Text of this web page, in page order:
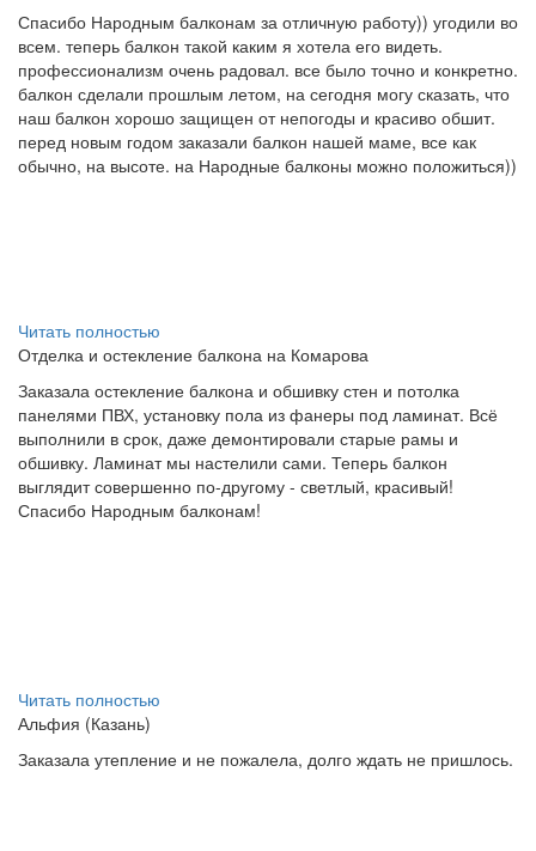
Спасибо Народным балконам за отличную работу)) угодили во
всем. теперь балкон такой каким я хотела его видеть.
профессионализм очень радовал. все было точно и конкретно.
балкон сделали прошлым летом, на сегодня могу сказать, что
наш балкон хорошо защищен от непогоды и красиво обшит.
перед новым годом заказали балкон нашей маме, все как
обычно, на высоте. на Народные балконы можно положиться))
Читать полностью
Отделка и остекление балкона на Комарова
Заказала остекление балкона и обшивку стен и потолка
панелями ПВХ, установку пола из фанеры под ламинат. Всё
выполнили в срок, даже демонтировали старые рамы и
обшивку. Ламинат мы настелили сами. Теперь балкон
выглядит совершенно по-другому - светлый, красивый!
Спасибо Народным балконам!
Читать полностью
Альфия (Казань)
Заказала утепление и не пожалела, долго ждать не пришлось.